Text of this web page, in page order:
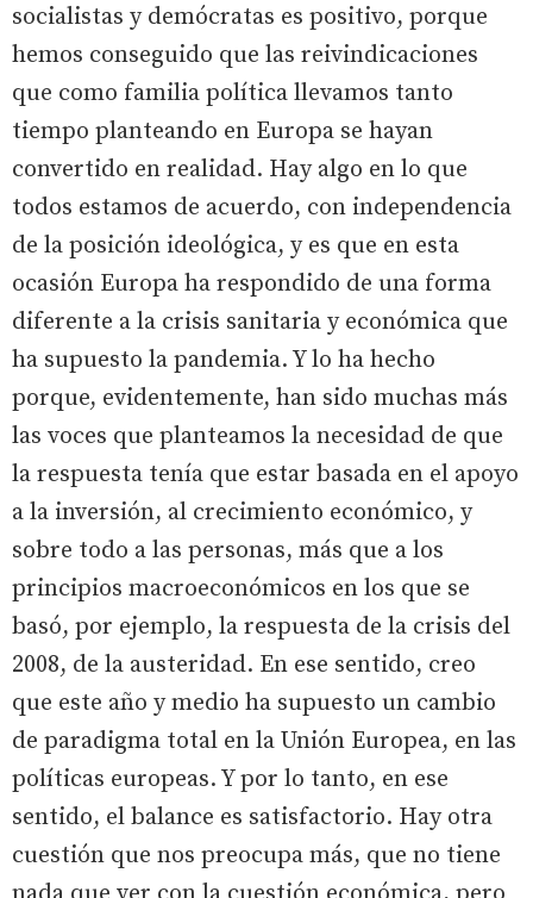
socialistas y demócratas es positivo, porque
hemos conseguido que las reivindicaciones
que como familia política llevamos tanto
tiempo planteando en Europa se hayan
convertido en realidad. Hay algo en lo que
todos estamos de acuerdo, con independencia
de la posición ideológica, y es que en esta
ocasión Europa ha respondido de una forma
diferente a la crisis sanitaria y económica que
ha supuesto la pandemia. Y lo ha hecho
porque, evidentemente, han sido muchas más
las voces que planteamos la necesidad de que
la respuesta tenía que estar basada en el apoyo
a la inversión, al crecimiento económico, y
sobre todo a las personas, más que a los
principios macroeconómicos en los que se
basó, por ejemplo, la respuesta de la crisis del
2008, de la austeridad. En ese sentido, creo
que este año y medio ha supuesto un cambio
de paradigma total en la Unión Europea, en las
políticas europeas. Y por lo tanto, en ese
sentido, el balance es satisfactorio. Hay otra
cuestión que nos preocupa más, que no tiene